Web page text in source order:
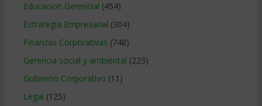
Educacion Gerencial (454)
Estrategia Empresarial (304)
Finanzas Corporativas (748)
Gerencia social y ambiental (223)
Gobierno Corporativo (11)
Legal (125)